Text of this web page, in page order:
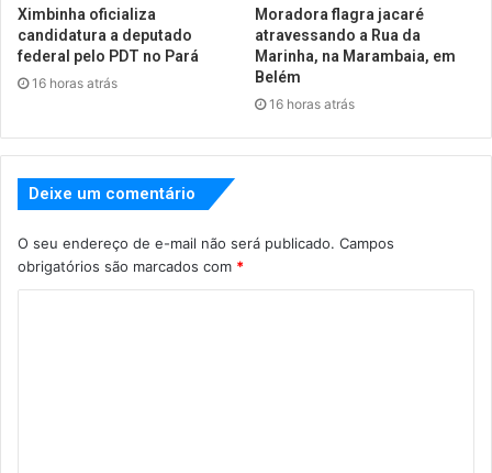
Ximbinha oficializa
candidatura a deputado
federal pelo PDT no Pará
16 horas atrás
Moradora flagra jacaré
atravessando a Rua da
Marinha, na Marambaia, em
Belém
16 horas atrás
Deixe um comentário
O seu endereço de e-mail não será publicado. Campos
obrigatórios são marcados com *